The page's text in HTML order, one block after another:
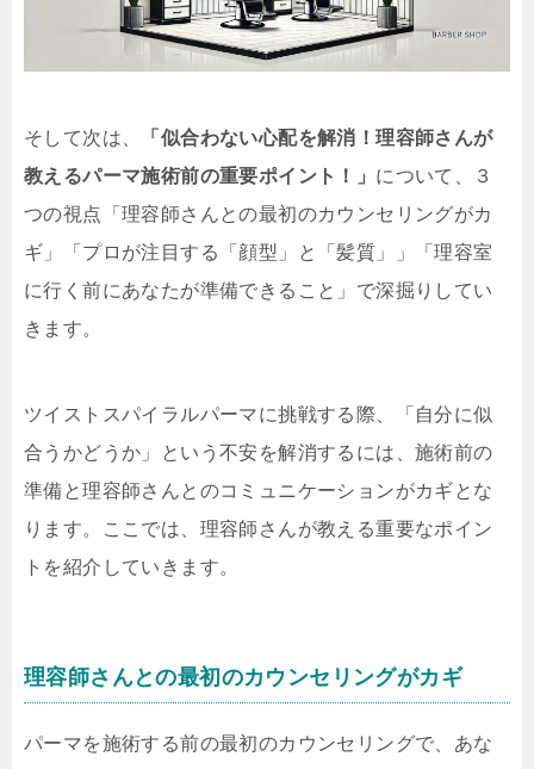
そして次は、
「似合わない心配を解消！理容師さんが
教えるパーマ施術前の重要ポイント！」 について、３
つの視点「理容師さんとの最初のカウンセリングがカ
ギ」「プロが注目する「顔型」と「髪質」」「理容室
に行く前にあなたが準備できること」で深掘りしてい
きます。
ツイストスパイラルパーマに挑戦する際、「自分に似
合うかどうか」という不安を解消するには、施術前の
準備と理容師さんとのコミュニケーションがカギとな
ります。ここでは、理容師さんが教える重要なポイン
トを紹介していきます。
理容師さんとの最初のカウンセリングがカギ
パーマを施術する前の最初のカウンセリングで、あな